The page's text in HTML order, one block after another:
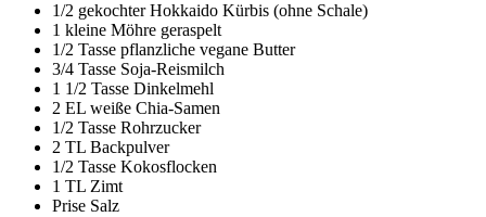
1/2 gekochter Hokkaido Kürbis (ohne Schale)
1 kleine Möhre geraspelt
1/2 Tasse pflanzliche vegane Butter
3/4 Tasse Soja-Reismilch
1 1/2 Tasse Dinkelmehl
2 EL weiße Chia-Samen
1/2 Tasse Rohrzucker
2 TL Backpulver
1/2 Tasse Kokosflocken
1 TL Zimt
Prise Salz